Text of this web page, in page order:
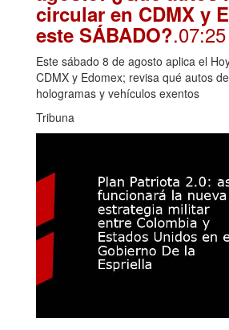
circular en CDMX y
este SÁBADO?.07:25
Este sábado 8 de agosto aplica el
CDMX y Edomex; revisa qué autos
hologramas y vehículos exentos
Tribuna